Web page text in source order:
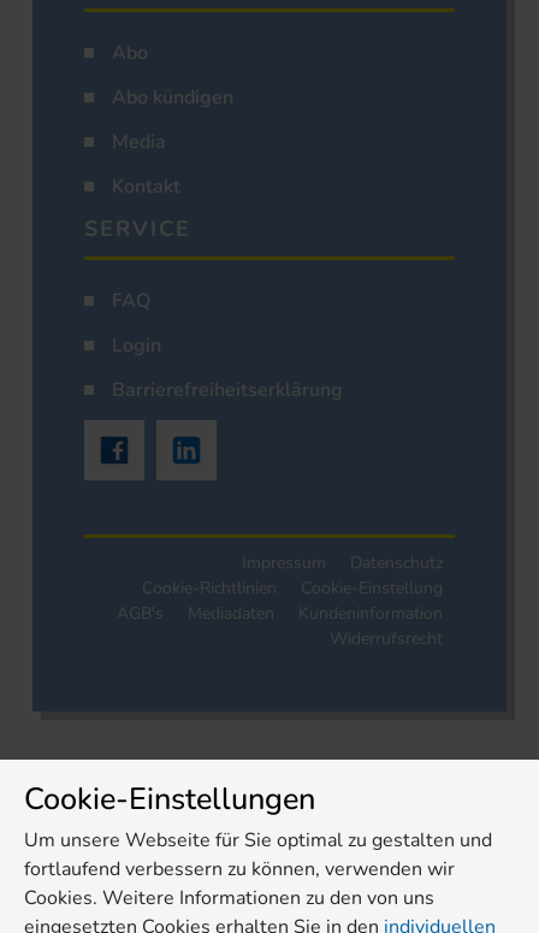
Abo
Abo kündigen
Media
Kontakt
SERVICE
FAQ
Login
Barrierefreiheitserklärung
Impressum
Datenschutz
Cookie-Richtlinien
Cookie-Einstellung
AGB's
Mediadaten
Kundeninformation
Widerrufsrecht
Cookie-Einstellungen
Um unsere Webseite für Sie optimal zu gestalten und
fortlaufend verbessern zu können, verwenden wir
Cookies. Weitere Informationen zu den von uns
eingesetzten Cookies erhalten Sie in den individuellen